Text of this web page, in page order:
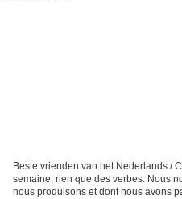
Beste vrienden van het Nederlands /
semaine, rien que des verbes. Nous
nous produisons et dont nous avons